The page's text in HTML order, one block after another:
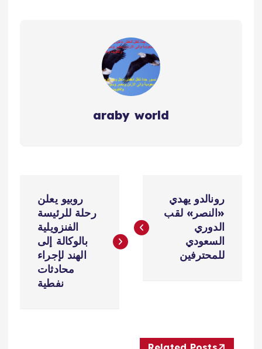
araby world
ص
رونالدو يهدي
«النصر» لقب
الدوري
السعودي
للمحترفين
روبيو يعلن
رحلة للرئيسة
الفنزويلية
بالوكالة إلى
الهند لإجراء
محادثات
نفطية